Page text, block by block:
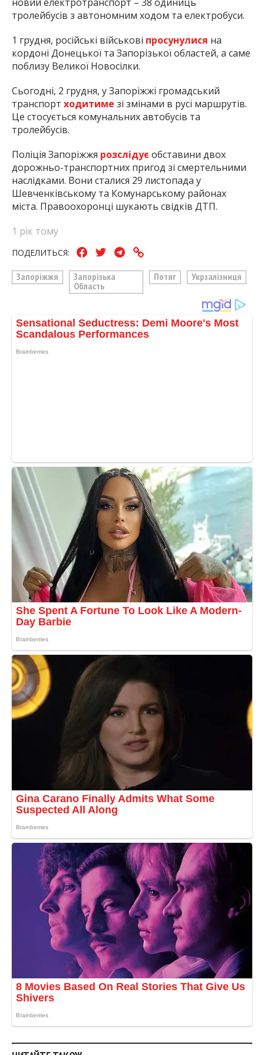
тролейбусів з автономним ходом та електробуси.
1 грудня, російські військові просунулися на
кордоні Донецької та Запорізької областей, а саме
поблизу Великої Новосілки.
Сьогодні, 2 грудня, у Запоріжжі громадський
транспорт ходитиме зі змінами в русі маршрутів.
Це стосується комунальних автобусів та
тролейбусів.
Поліція Запоріжжя розслідує обставини двох
дорожньо-транспортних пригод зі смертельними
наслідками. Вони сталися 29 листопада у
Шевченківському та Комунарському районах
міста. Правоохоронці шукають свідків ДТП.
1 рік тому
ПОДЕЛИТЬСЯ:
Запоріжжя
Запорізька
Область
Потяг Укрзалізниця